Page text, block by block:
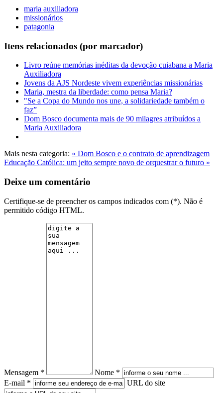
maria auxiliadora
missionários
patagonia
Itens relacionados (por marcador)
Livro reúne memórias inéditas da devoção cuiabana a Maria
Auxiliadora
Jovens da AJS Nordeste vivem experiências missionárias
Maria, mestra da liberdade: como pensa Maria?
"Se a Copa do Mundo nos une, a solidariedade também o
faz”
Dom Bosco documenta mais de 90 milagres atribuídos a
Maria Auxiliadora
Mais nesta categoria: « Dom Bosco e o contrato de aprendizagem
Educação Católica: um jeito sempre novo de orquestrar o futuro »
Deixe um comentário
Certifique-se de preencher os campos indicados com (*). Não é
permitido código HTML.
Mensagem *
Nome *
E-mail *
URL do site